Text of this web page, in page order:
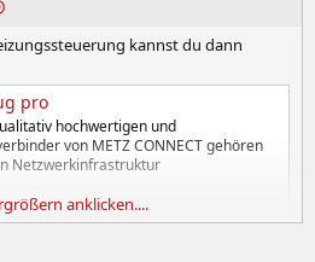
kannst du dann
pro
hochwertigen und
von METZ CONNECT gehören
Netzwerkinfrastruktur
anklicken....